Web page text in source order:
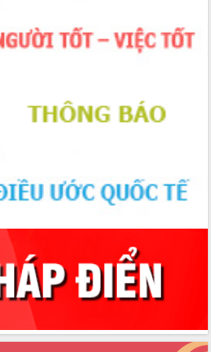
kỳ
ra
tại
Gò
Ngọ
tác
năm